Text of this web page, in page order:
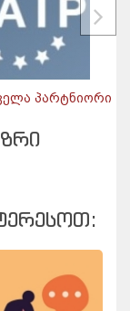
პარტნიორი